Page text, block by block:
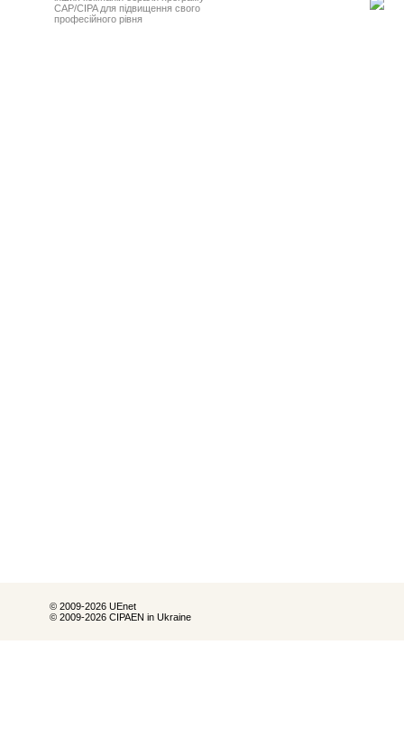
CAP/CIPA для підвищення свого
професійного рівня
© 2009-2026 UEnet
© 2009-2026 CIPAEN in Ukraine